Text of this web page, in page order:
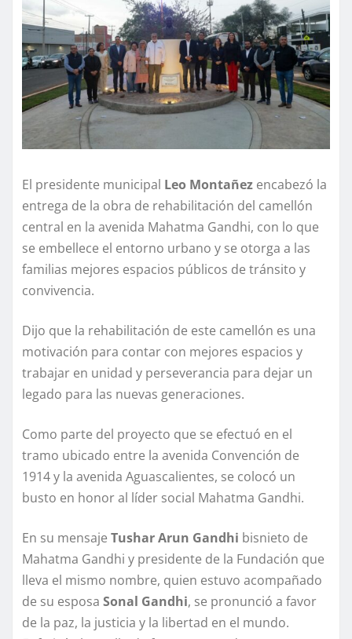
El presidente municipal Leo Montañez encabezó la
entrega de la obra de rehabilitación del camellón
central en la avenida Mahatma Gandhi, con lo que
se embellece el entorno urbano y se otorga a las
familias mejores espacios públicos de tránsito y
convivencia.
Dijo que la rehabilitación de este camellón es una
motivación para contar con mejores espacios y
trabajar en unidad y perseverancia para dejar un
legado para las nuevas generaciones.
Como parte del proyecto que se efectuó en el
tramo ubicado entre la avenida Convención de
1914 y la avenida Aguascalientes, se colocó un
busto en honor al líder social Mahatma Gandhi.
En su mensaje Tushar Arun Gandhi bisnieto de
Mahatma Gandhi y presidente de la Fundación que
lleva el mismo nombre, quien estuvo acompañado
de su esposa Sonal Gandhi, se pronunció a favor
de la paz, la justicia y la libertad en el mundo.